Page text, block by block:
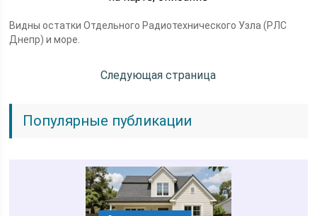
Видны остатки Отдельного Радиотехнического Узла (РЛС
Днепр) и море.
Следующая страница
Популярные публикации